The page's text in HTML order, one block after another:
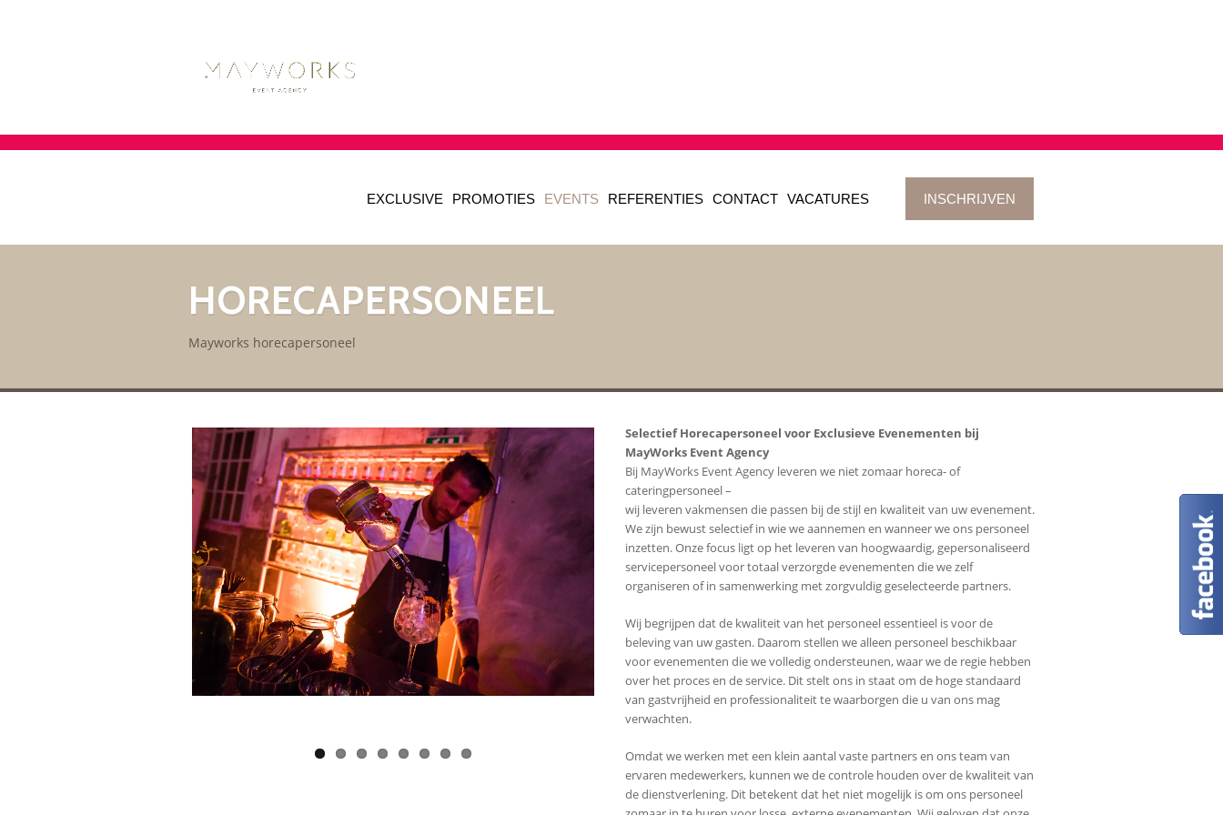
EXCLUSIVE PROMOTIES EVENTS REFERENTIES CONTACT VACATURES INSCHRIJVEN
HORECAPERSONEEL
Mayworks horecapersoneel
Selectief Horecapersoneel voor Exclusieve Evenementen bij
MayWorks Event Agency
Bij MayWorks Event Agency leveren we niet zomaar horeca- of
cateringpersoneel –
wij leveren vakmensen die passen bij de stijl en kwaliteit van uw evenement.
We zijn bewust selectief in wie we aannemen en wanneer we ons personeel
inzetten. Onze focus ligt op het leveren van hoogwaardig, gepersonaliseerd
servicepersoneel voor totaal verzorgde evenementen die we zelf
organiseren of in samenwerking met zorgvuldig geselecteerde partners.
Wij begrijpen dat de kwaliteit van het personeel essentieel is voor de
beleving van uw gasten. Daarom stellen we alleen personeel beschikbaar
voor evenementen die we volledig ondersteunen, waar we de regie hebben
over het proces en de service. Dit stelt ons in staat om de hoge standaard
van gastvrijheid en professionaliteit te waarborgen die u van ons mag
verwachten.
Omdat we werken met een klein aantal vaste partners en ons team van
ervaren medewerkers, kunnen we de controle houden over de kwaliteit van
de dienstverlening. Dit betekent dat het niet mogelijk is om ons personeel